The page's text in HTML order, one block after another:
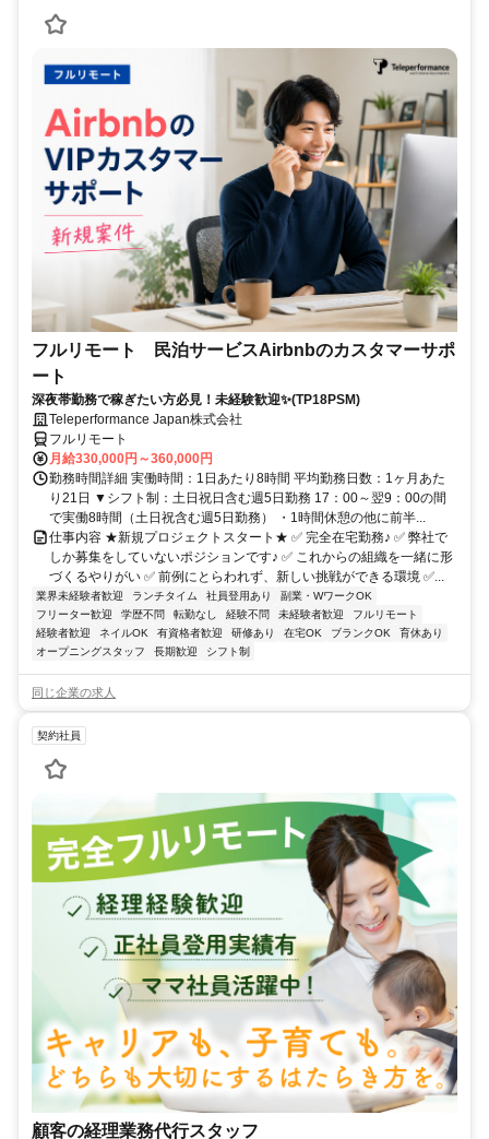
フルリモート 民泊サービスAirbnbのカスタマーサポ
ート
深夜帯勤務で稼ぎたい方必見！未経験歓迎✨(TP18PSM)
Teleperformance Japan株式会社
フルリモート
月給330,000円～360,000円
勤務時間詳細 実働時間：1日あたり8時間 平均勤務日数：1ヶ月あた
り21日 ▼シフト制：土日祝日含む週5日勤務 17：00～翌9：00の間
で実働8時間（土日祝含む週5日勤務） ・1時間休憩の他に前半...
仕事内容 ★新規プロジェクトスタート★ ✅ 完全在宅勤務♪ ✅ 弊社で
しか募集をしていないポジションです♪ ✅ これからの組織を一緒に形
づくるやりがい ✅ 前例にとらわれず、新しい挑戦ができる環境 ✅...
業界未経験者歓迎 ランチタイム 社員登用あり
副業・WワークOK
フリーター歓迎
学歴不問 転勤なし 経験不問 未経験者歓迎
フルリモート
経験者歓迎
ネイルOK 有資格者歓迎 研修あり 在宅OK ブランクOK
育休あり
オープニングスタッフ
長期歓迎 シフト制
同じ企業の求人
契約社員
顧客の経理業務代行スタッフ